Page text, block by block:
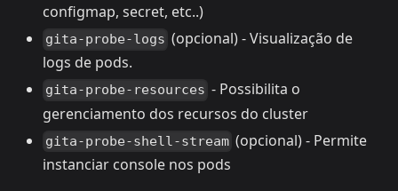
configmap, secret, etc..)
gita-probe-logs (opcional) - Visualização de
logs de pods.
gita-probe-resources - Possibilita o
gerenciamento dos recursos do cluster
gita-probe-shell-stream (opcional) - Permite
instanciar console nos pods